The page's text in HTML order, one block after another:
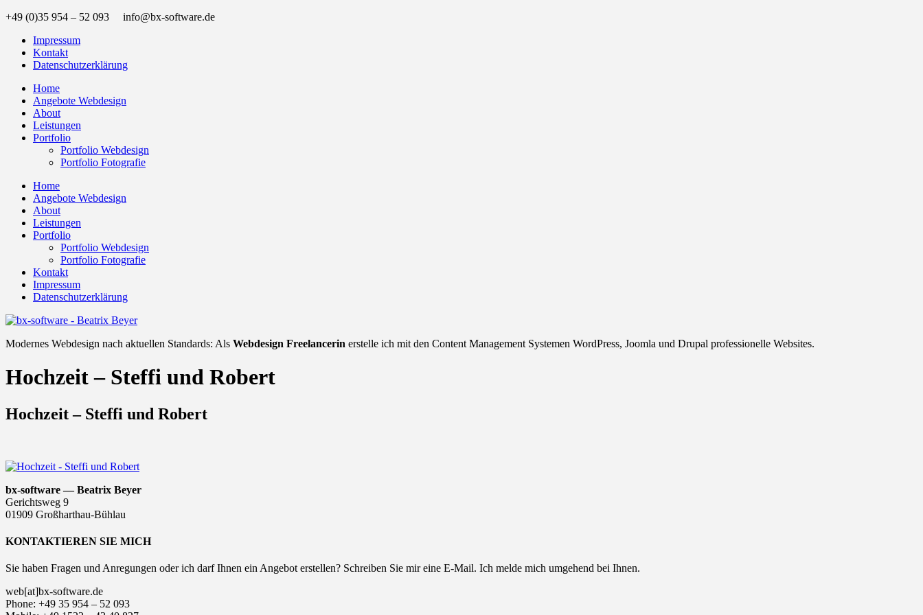
+49 (0)35 954 – 52 093 info@bx-software.de
Impressum
Kontakt
Datenschutzerklärung
Home
Angebote Webdesign
About
Leistungen
Portfolio
Portfolio Webdesign
Portfolio Fotografie
Home
Angebote Webdesign
About
Leistungen
Portfolio
Portfolio Webdesign
Portfolio Fotografie
Kontakt
Impressum
Datenschutzerklärung
Modernes Webdesign nach aktuellen Standards: Als Webdesign Freelancerin erstelle ich mit den Content Management Systemen WordPress, Joomla und Drupal professionelle Websites.
Hochzeit – Steffi und Robert
Hochzeit – Steffi und Robert
bx-software — Beatrix Beyer
Gerichtsweg 9
01909 Großharthau-Bühlau
KONTAKTIEREN SIE MICH
Sie haben Fragen und Anregungen oder ich darf Ihnen ein Angebot erstellen? Schreiben Sie mir eine E-Mail. Ich melde mich umgehend bei Ihnen.
web[at]bx-software.de
Phone: +49 35 954 – 52 093